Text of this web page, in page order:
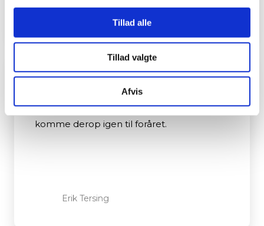
Tillad alle
Tillad valgte
Afvis
Susanne Jensen​
Meget glad for træning
Jeg er meget glad for blive TRÆNET, af de
gode fysioterapeut og glæder mig til at
komme derop igen til foråret.
Erik Tersing